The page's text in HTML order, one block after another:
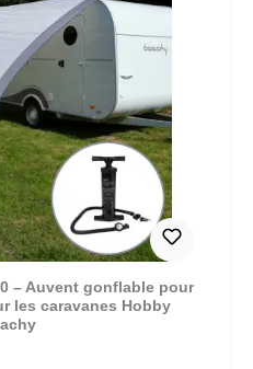
– Auvent gonflable pour
les caravanes Hobby